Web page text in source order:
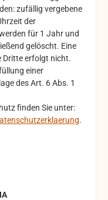
zufällig vergebene
der
für 1 Jahr und
gelöscht. Eine
Dritte erfolgt nicht.
einer
des Art. 6 Abs. 1
finden Sie unter:
.